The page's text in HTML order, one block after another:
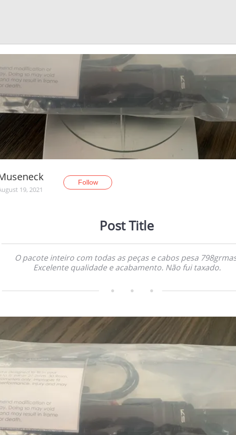
19, 2021
Follow
Post Title
O pacote inteiro com todas as peças e cabos pesa
Excelente qualidade e acabamento. Não fui taxado.